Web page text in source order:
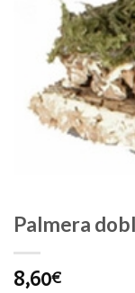
Palmera
8,60€